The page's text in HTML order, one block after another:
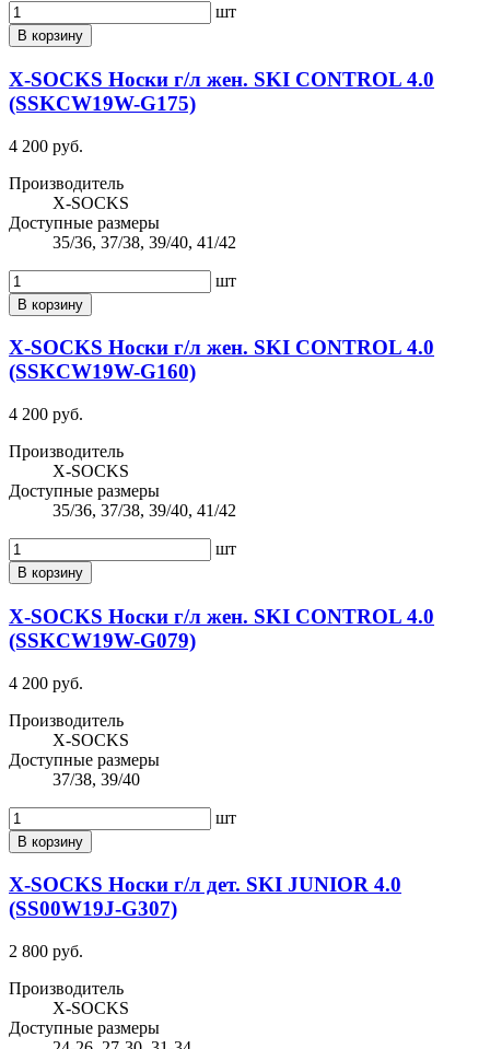
шт
В корзину
X-SOCKS Носки г/л жен. SKI CONTROL 4.0
(SSKCW19W-G175)
4 200 руб.
Производитель
X-SOCKS
Доступные размеры
35/36, 37/38, 39/40, 41/42
шт
В корзину
X-SOCKS Носки г/л жен. SKI CONTROL 4.0
(SSKCW19W-G160)
4 200 руб.
Производитель
X-SOCKS
Доступные размеры
35/36, 37/38, 39/40, 41/42
шт
В корзину
X-SOCKS Носки г/л жен. SKI CONTROL 4.0
(SSKCW19W-G079)
4 200 руб.
Производитель
X-SOCKS
Доступные размеры
37/38, 39/40
шт
В корзину
X-SOCKS Носки г/л дет. SKI JUNIOR 4.0
(SS00W19J-G307)
2 800 руб.
Производитель
X-SOCKS
Доступные размеры